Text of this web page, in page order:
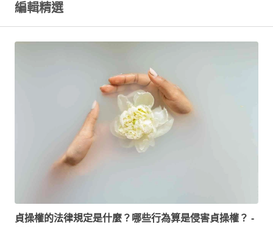
編輯精選
貞操權的法律規定是什麼？哪些行為算是侵害貞操權？ -